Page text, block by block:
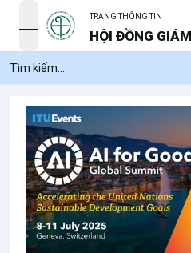
open navigation menu
TRANG THÔNG TIN
HỘI ĐỒNG